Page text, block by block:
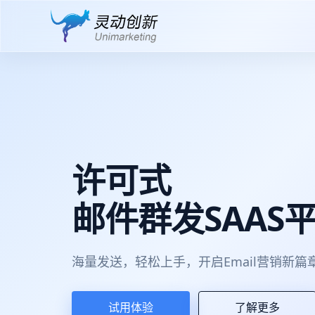
许可式
邮件群发SAAS
海量发送，轻松上手，开启Email营销新篇
试用体验 了解更多